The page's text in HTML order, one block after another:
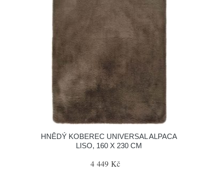
HNĚDÝ KOBEREC UNIVERSAL ALPACA
LISO, 160 X 230 CM
4 449 Kč